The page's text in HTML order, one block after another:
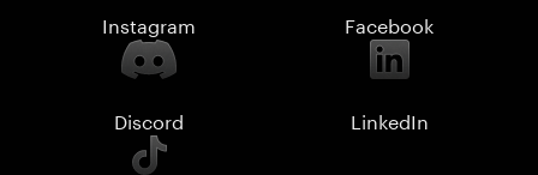
Instagram Facebook
Discord LinkedIn